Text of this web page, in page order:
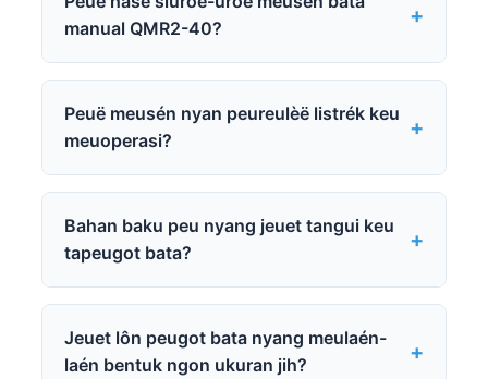
manual QMR2-40?
Peuë meusén nyan peureulèë listrék keu
meuoperasi?
Bahan baku peu nyang jeuet tangui keu
tapeugot bata?
Jeuet lôn peugot bata nyang meulaén-
laén bentuk ngon ukuran jih?